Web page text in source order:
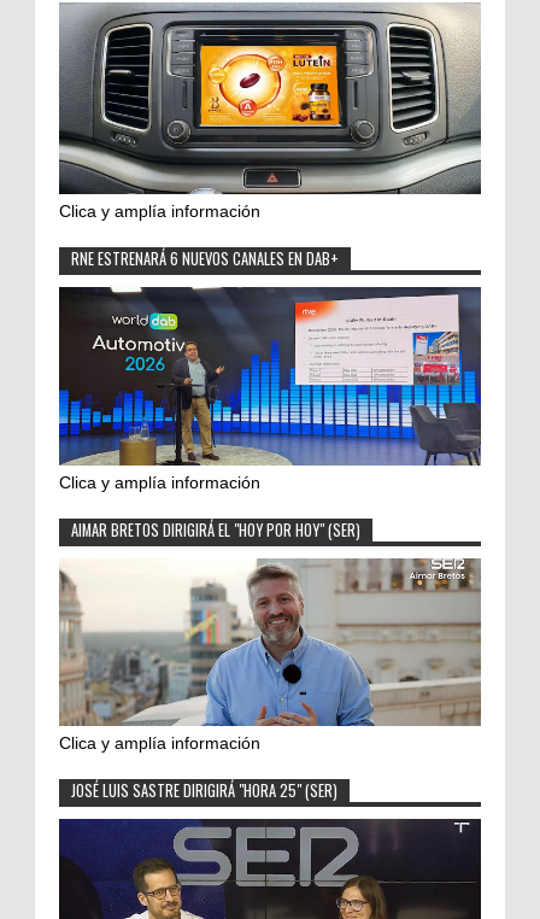
Clica y amplía información
RNE ESTRENARÁ 6 NUEVOS CANALES EN DAB+
Clica y amplía información
AIMAR BRETOS DIRIGIRÁ EL "HOY POR HOY" (SER)
Clica y amplía información
JOSÉ LUIS SASTRE DIRIGIRÁ "HORA 25" (SER)